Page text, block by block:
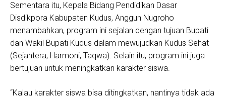
Sementara itu, Kepala Bidang Pendidikan Dasar
Disdikpora Kabupaten Kudus, Anggun Nugroho
menambahkan, program ini sejalan dengan tujuan Bupati
dan Wakil Bupati Kudus dalam mewujudkan Kudus Sehat
(Sejahtera, Harmoni, Taqwa). Selain itu, program ini juga
bertujuan untuk meningkatkan karakter siswa.
“Kalau karakter siswa bisa ditingkatkan, nantinya tidak ada